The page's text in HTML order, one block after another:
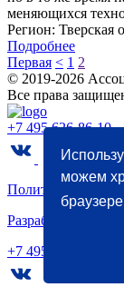
можем
меняющихся
Регион: Тверская
Подробнее
Первая < 1 2
© 2019-2026
Все права
+7 495 626-86-10
Политика
Разработка
+7 495 626-86-10